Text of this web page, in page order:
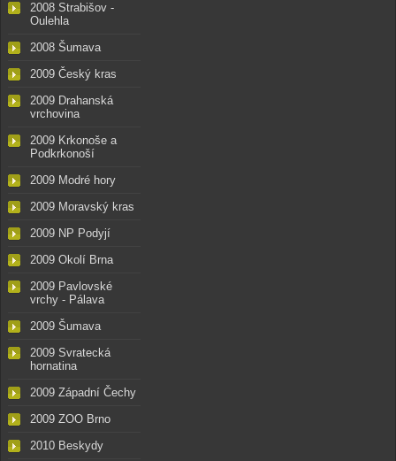
2008 Strabišov -
Oulehla
2008 Šumava
2009 Český kras
2009 Drahanská
vrchovina
2009 Krkonoše a
Podkrkonoší
2009 Modré hory
2009 Moravský kras
2009 NP Podyjí
2009 Okolí Brna
2009 Pavlovské
vrchy - Pálava
2009 Šumava
2009 Svratecká
hornatina
2009 Západní Čechy
2009 ZOO Brno
2010 Beskydy